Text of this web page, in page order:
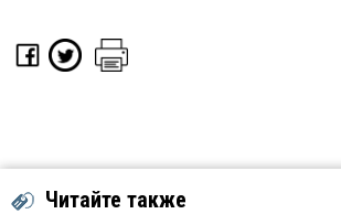
Читайте также